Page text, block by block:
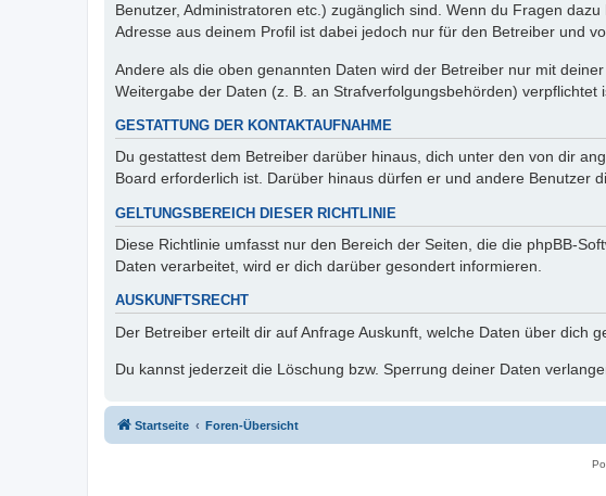
Benutzer, Administratoren etc.) zugänglich sind. Wenn du Fragen
Adresse aus deinem Profil ist dabei jedoch nur für den Betreiber und
Andere als die oben genannten Daten wird der Betreiber nur mit
Weitergabe der Daten (z. B. an Strafverfolgungsbehörden)
GESTATTUNG DER KONTAKTAUFNAHME
Du gestattest dem Betreiber darüber hinaus, dich unter den von dir
Board erforderlich ist. Darüber hinaus dürfen er und andere Benutzer
GELTUNGSBEREICH DIESER RICHTLINIE
Diese Richtlinie umfasst nur den Bereich der Seiten, die die phpBB-
Daten verarbeitet, wird er dich darüber gesondert informieren.
AUSKUNFTSRECHT
Der Betreiber erteilt dir auf Anfrage Auskunft, welche Daten über dich
Du kannst jederzeit die Löschung bzw. Sperrung deiner Daten
Startseite Foren-Übersicht